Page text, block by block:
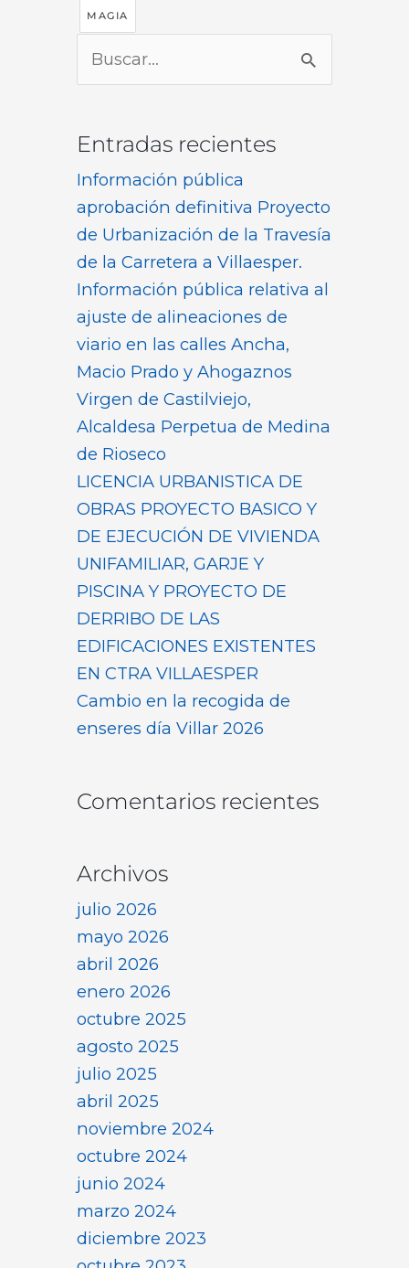
MAGIA
Buscar
por:
Entradas recientes
Información pública
aprobación definitiva Proyecto
de Urbanización de la Travesía
de la Carretera a Villaesper.
Información pública relativa al
ajuste de alineaciones de
viario en las calles Ancha,
Macio Prado y Ahogaznos
Virgen de Castilviejo,
Alcaldesa Perpetua de Medina
de Rioseco
LICENCIA URBANISTICA DE
OBRAS PROYECTO BASICO Y
DE EJECUCIÓN DE VIVIENDA
UNIFAMILIAR, GARJE Y
PISCINA Y PROYECTO DE
DERRIBO DE LAS
EDIFICACIONES EXISTENTES
EN CTRA VILLAESPER
Cambio en la recogida de
enseres día Villar 2026
Comentarios recientes
Archivos
julio 2026
mayo 2026
abril 2026
enero 2026
octubre 2025
agosto 2025
julio 2025
abril 2025
noviembre 2024
octubre 2024
junio 2024
marzo 2024
diciembre 2023